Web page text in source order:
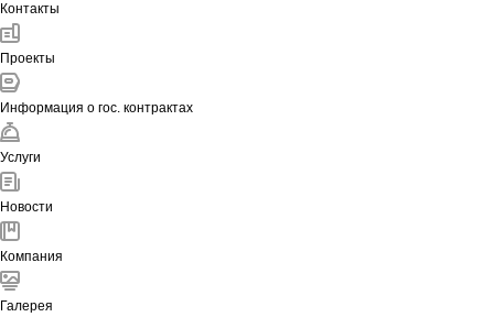
Контакты
Проекты
Информация о гос. контрактах
Услуги
Новости
Компания
Галерея